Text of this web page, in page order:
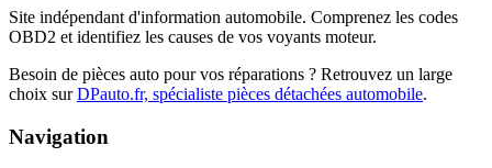
Site indépendant d'information automobile. Comprenez les codes
OBD2 et identifiez les causes de vos voyants moteur.
Besoin de pièces auto pour vos réparations ? Retrouvez un large
choix sur DPauto.fr, spécialiste pièces détachées automobile.
Navigation